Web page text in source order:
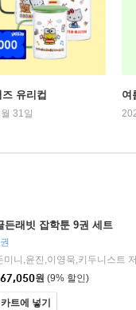
유리컵
31일
여
든래빗 잡학툰 9권 세트
원 (9% 할인)
카트에 넣기